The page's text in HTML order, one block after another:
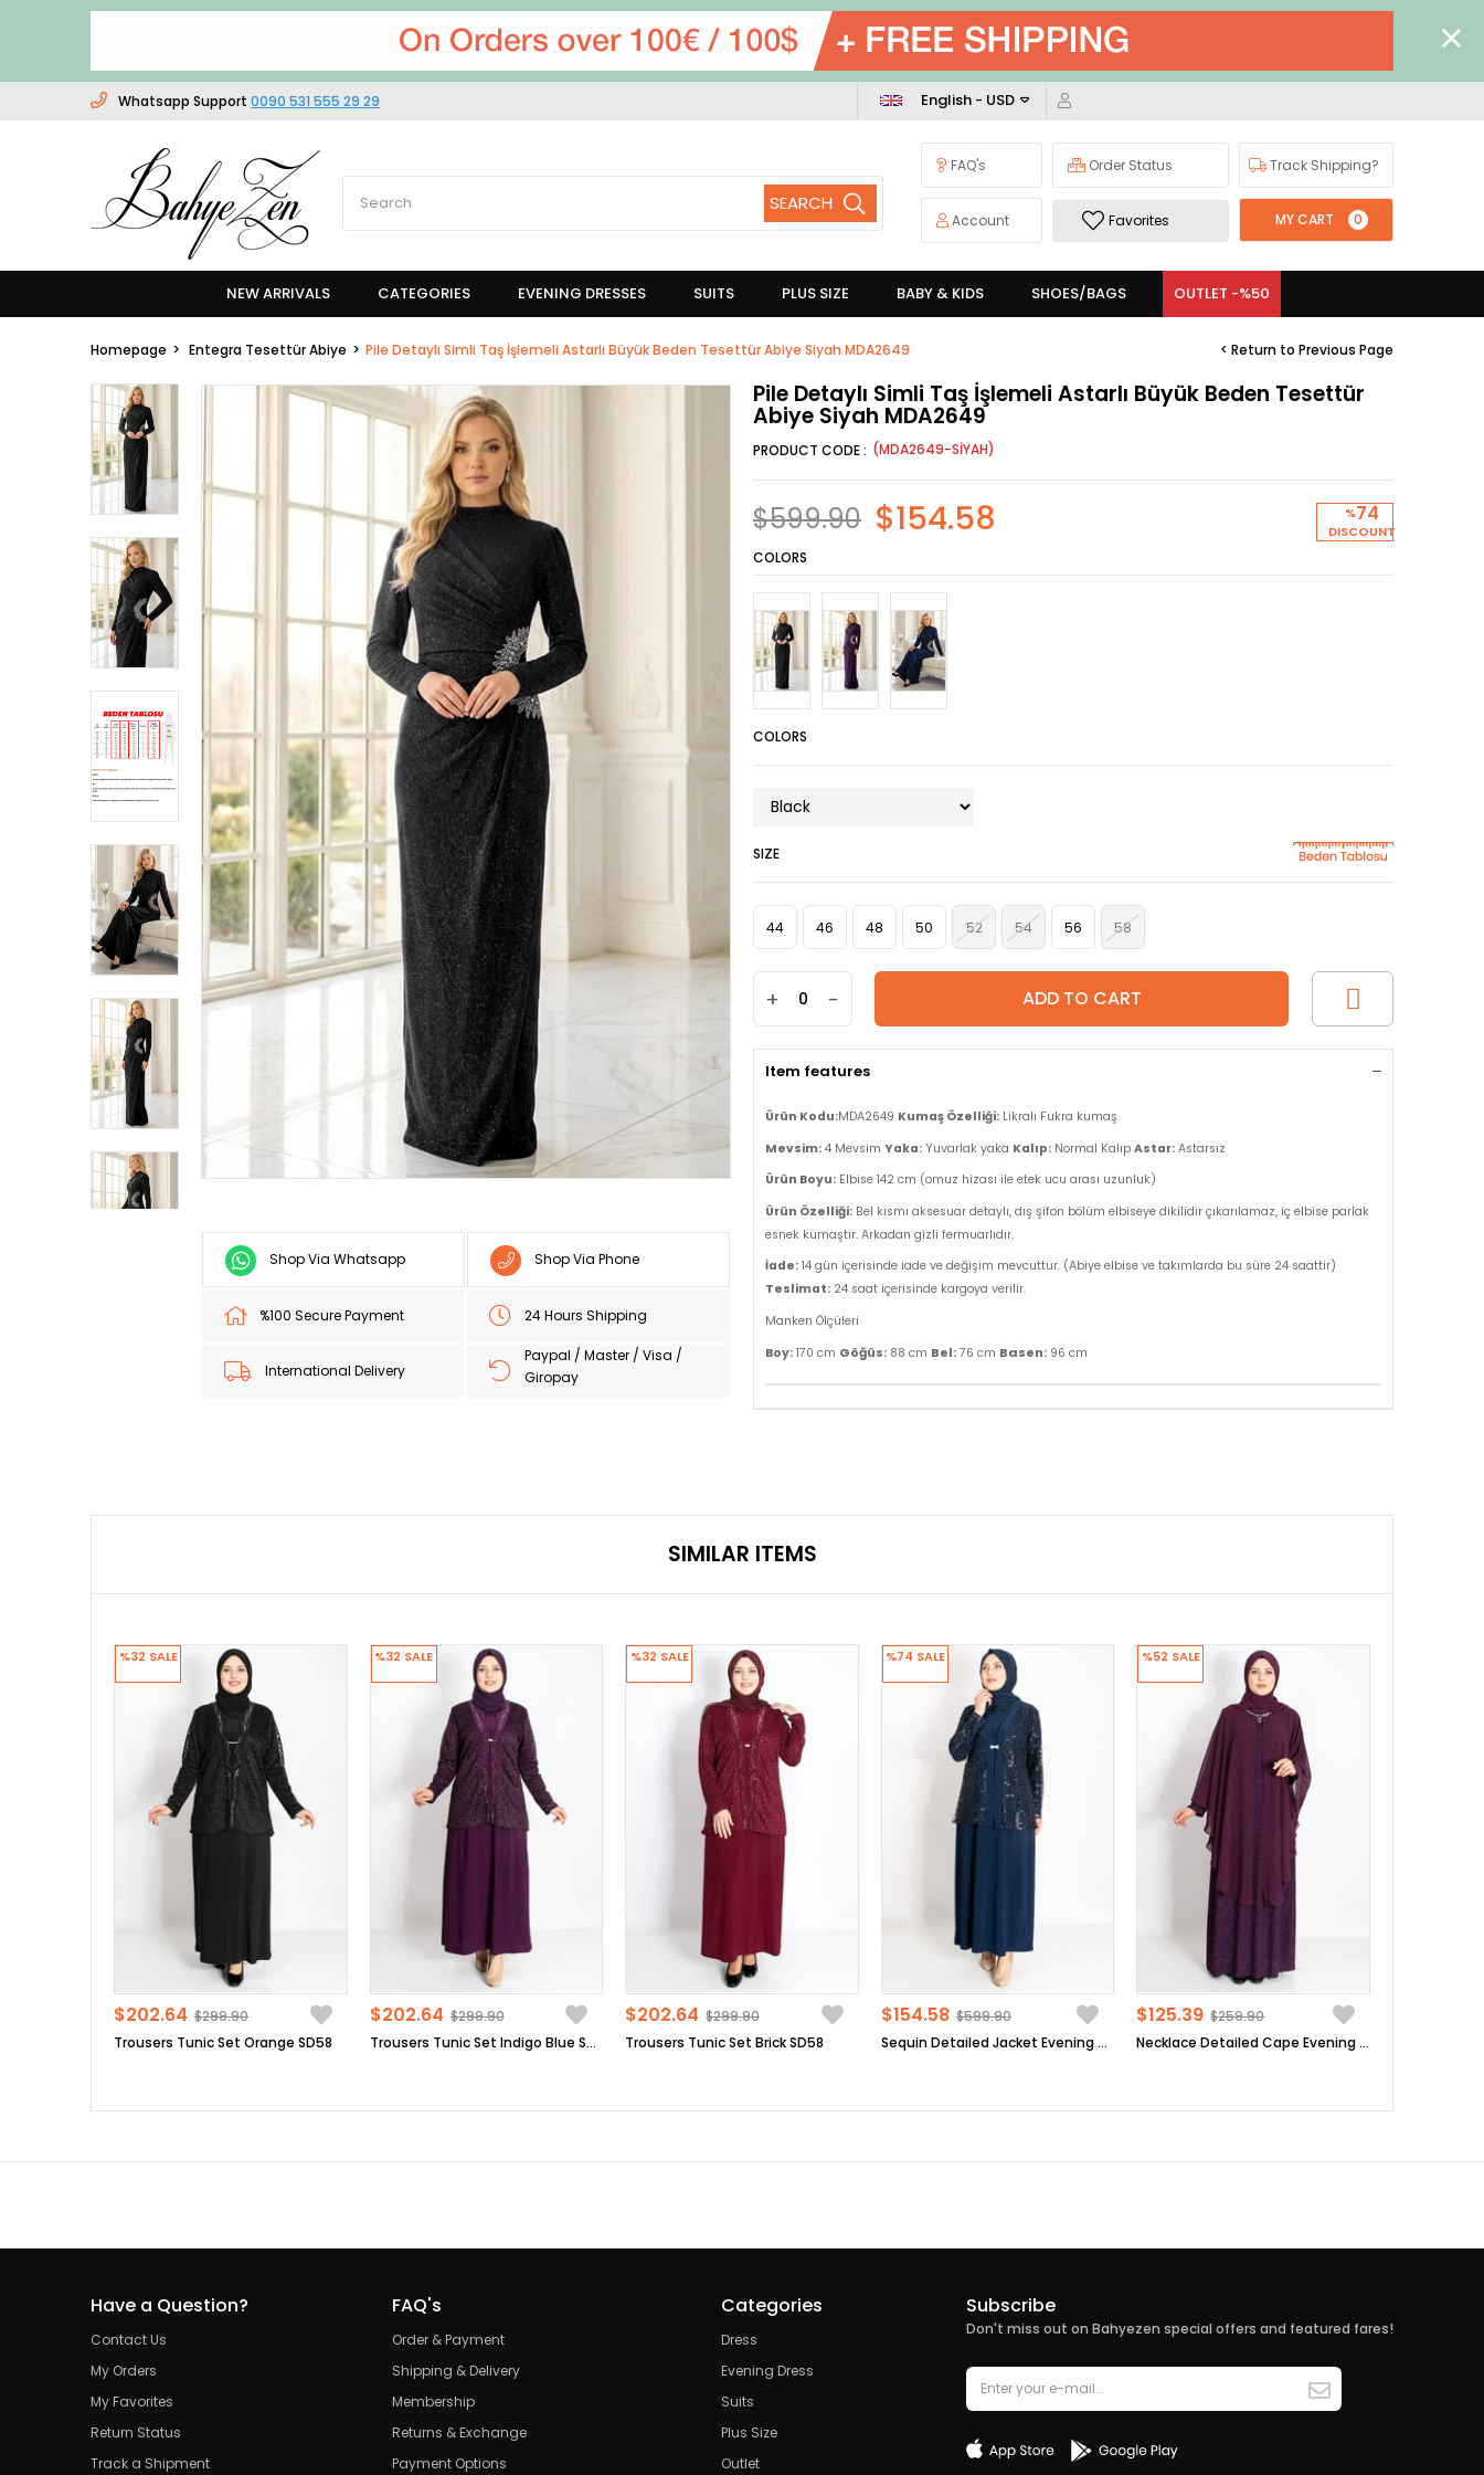
Whatsapp Support 0090 531 555 29 29
FAQ's Order Status Track Shipping?
Account Favorites MY CART 0
English - USD
NEW ARRIVALS CATEGORIES EVENING DRESSES SUITS PLUS SIZE BABY & KIDS SHOES/BAGS OUTLET -%50
Homepage Entegra Tesettür Abiye Pile Detaylı Simli Taş İşlemeli Astarlı Büyük Beden Tesettür Abiye Siyah MDA2649 < Return to Previous Page
Shop Via Whatsapp Shop Via Phone
%100 Secure Payment 24 Hours Shipping
International Delivery
Paypal / Master / Visa /
Giropay
Pile Detaylı Simli Taş İşlemeli Astarlı Büyük Beden Tesettür
Abiye Siyah MDA2649
(MDA2649-SİYAH)
%74
DISCOUNT
$599.90 $154.58
COLORS
COLORS
SIZE
44 46 48 50 52 54 56 58
+ -
Item features
Ürün Kodu:MDA2649 Kumaş Özelliği: Likralı Fukra kumaş
Mevsim: 4 Mevsim Yaka: Yuvarlak yaka Kalıp: Normal Kalıp Astar: Astarsız
Ürün Boyu: Elbise 142 cm (omuz hizası ile etek ucu arası uzunluk)
Ürün Özelliği: Bel kısmı aksesuar detaylı, dış şifon bölüm elbiseye dikilidir çıkarılamaz, iç elbise parlak
esnek kumaştır. Arkadan gizli fermuarlıdır.
İade: 14 gün içerisinde iade ve değişim mevcuttur. (Abiye elbise ve takımlarda bu süre 24 saattir)
Teslimat: 24 saat içerisinde kargoya verilir.
Manken Ölçüleri
Boy: 170 cm Göğüs: 88 cm Bel: 76 cm Basen: 96 cm
SIMILAR ITEMS
Trousers Tunic Set Orange SD58
$202.64 $299.90
%32 SALE
Trousers Tunic Set Indigo Blue SD58
$202.64 $299.90
%32 SALE
Trousers Tunic Set Brick SD58
$202.64 $299.90
%32 SALE
Sequin Detailed Jacket Evening Dress Suit Dark Blue MDA2206
$154.58 $599.90
%74 SALE
Necklace Detailed Cape Evening Dress Plum MDA2214
$125.39 $259.90
%52 SALE
Have a Question?
Contact Us
My Orders
My Favorites
Return Status
Track a Shipment
FAQ's
Order & Payment
Shipping & Delivery
Membership
Returns & Exchange
Payment Options
Categories
Dress
Evening Dress
Suits
Plus Size
Outlet
Subscribe
Don't miss out on Bahyezen special offers and featured fares!